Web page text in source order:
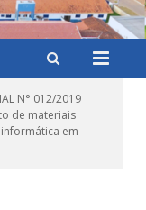
N° 012/2019
de materiais
em